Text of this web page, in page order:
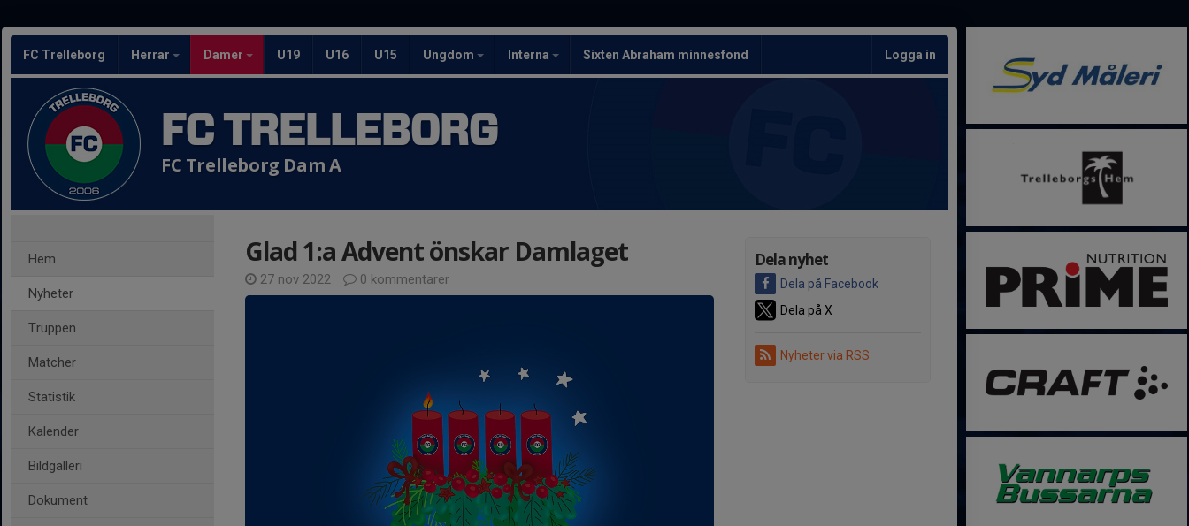
FC Trelleborg Herrar Damer U19 U16 U15 Ungdom Interna Sixten Abraham minnesfond Logga in
FC TRELLEBORG
FC Trelleborg Dam A
Hem
Nyheter
Truppen
Matcher
Statistik
Kalender
Bildgalleri
Dokument
Dela nyhet
Dela på Facebook
Dela på X
Nyheter via RSS
Glad 1:a Advent önskar Damlaget
27 nov 2022 0 kommentarer